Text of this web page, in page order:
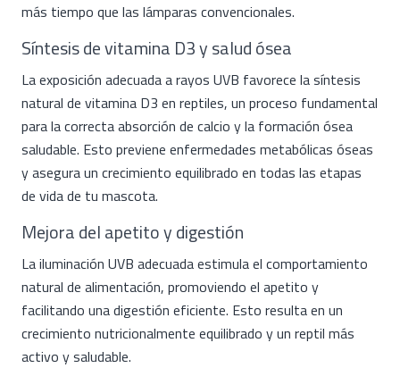
más tiempo que las lámparas convencionales.
Síntesis de vitamina D3 y salud ósea
La exposición adecuada a rayos UVB favorece la síntesis
natural de vitamina D3 en reptiles, un proceso fundamental
para la correcta absorción de calcio y la formación ósea
saludable. Esto previene enfermedades metabólicas óseas
y asegura un crecimiento equilibrado en todas las etapas
de vida de tu mascota.
Mejora del apetito y digestión
La iluminación UVB adecuada estimula el comportamiento
natural de alimentación, promoviendo el apetito y
facilitando una digestión eficiente. Esto resulta en un
crecimiento nutricionalmente equilibrado y un reptil más
activo y saludable.